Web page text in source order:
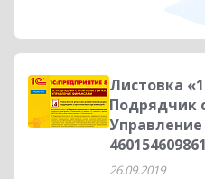
Листовка
Подрядчик
26.09.2019